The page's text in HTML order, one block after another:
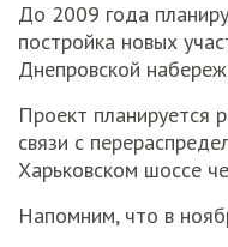
До 2009 года
постройка новых
Днепровской
Проект планируется
связи с
Харьковском шоссе
Напомним, что в